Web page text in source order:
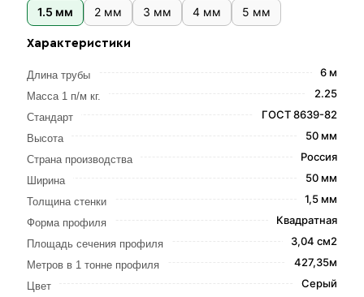
1.5 мм 2 мм 3 мм 4 мм 5 мм
Характеристики
Длина трубы 6 м
Масса 1 п/м кг. 2.25
Стандарт ГОСТ 8639-82
Высота 50 мм
Страна производства Россия
Ширина 50 мм
Толщина стенки 1,5 мм
Форма профиля Квадратная
Площадь сечения профиля 3,04 см2
Метров в 1 тонне профиля 427,35м
Цвет Серый